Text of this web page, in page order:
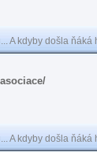
A kdyby došla
A kdyby došla